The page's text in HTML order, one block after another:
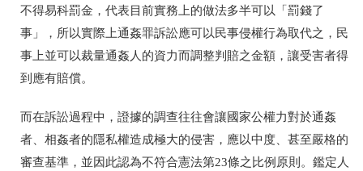
不得易科罰金，代表目前實務上的做法多半可以「罰錢了
事」，所以實際上通姦罪訴訟應可以民事侵權行為取代之，民
事上並可以裁量通姦人的資力而調整判賠之金額，讓受害者得
到應有賠償。
而在訴訟過程中，證據的調查往往會讓國家公權力對於通姦
者、相姦者的隱私權造成極大的侵害，應以中度、甚至嚴格的
審查基準，並因此認為不符合憲法第23條之比例原則。鑑定人